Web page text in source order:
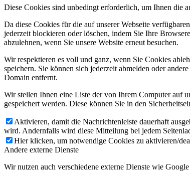
Diese Cookies sind unbedingt erforderlich, um Ihnen die
Da diese Cookies für die auf unserer Webseite
jederzeit blockieren oder löschen, indem Sie Ihre
abzulehnen, wenn Sie unsere Website erneut besuchen.
Wir respektieren es voll und ganz, wenn Sie Cookies
speichern. Sie können sich jederzeit abmelden oder
Domain entfernt.
Wir stellen Ihnen eine Liste der von Ihrem Computer auf
gespeichert werden. Diese können Sie in den
Aktivieren, damit die Nachrichtenleiste dauerhaft
wird. Andernfalls wird diese Mitteilung bei jedem
Hier klicken, um notwendige Cookies zu aktivieren/
Andere externe Dienste
Wir nutzen auch verschiedene externe Dienste wie